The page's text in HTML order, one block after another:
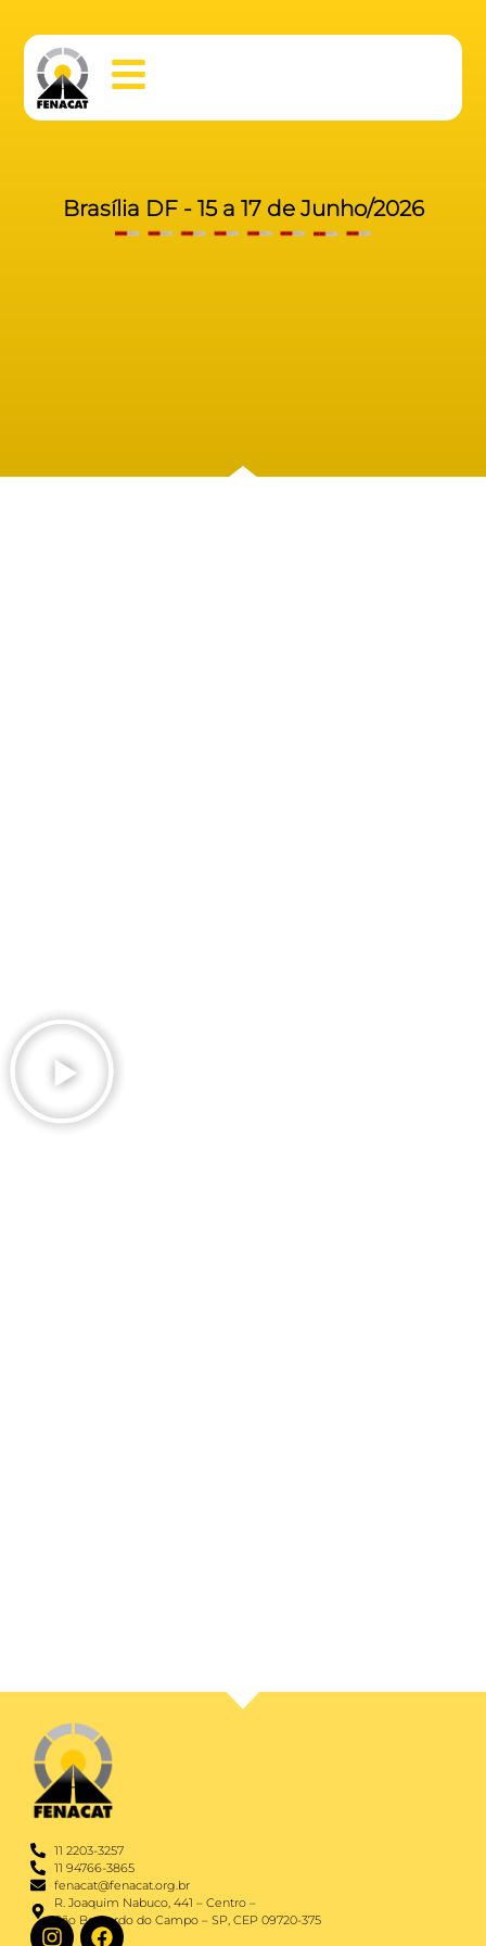
Brasília DF - 15 a 17 de Junho/2026
11 2203-3257
11 94766-3865
fenacat@fenacat.org.br
R. Joaquim Nabuco, 441 – Centro –
São Bernardo do Campo – SP, CEP 09720-375